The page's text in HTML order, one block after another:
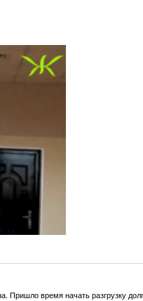
время начать разгрузку